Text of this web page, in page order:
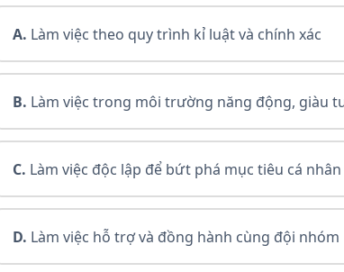
A. Làm việc theo quy trình kỉ luật và chính xác
B. Làm việc trong môi trường năng động, giàu
C. Làm việc độc lập để bứt phá mục tiêu cá nhân
D. Làm việc hỗ trợ và đồng hành cùng đội nhóm